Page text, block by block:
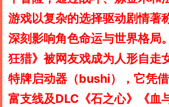
游戏以复杂的选择驱动剧情著
深刻影响角色命运与世界格局。
狂猎》被网友戏成为人形自走
特牌启动器（bushi），它凭
富支线及DLC《石之心》《血